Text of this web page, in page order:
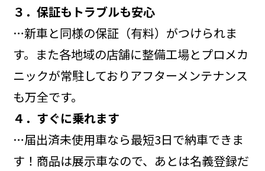
３．保証もトラブルも安心
…新車と同様の保証（有料）がつけられま
す。また各地域の店舗に整備工場とプロメカ
ニックが常駐しておりアフターメンテナンス
も万全です。
４．すぐに乗れます
…届出済未使用車なら最短3日で納車できま
す！商品は展示車なので、あとは名義登録だ